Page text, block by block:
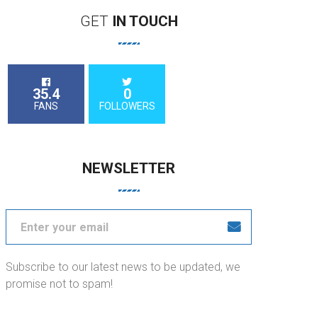
GETIN TOUCH
35.4
FANS
0
FOLLOWERS
NEWSLETTER
Subscribe to our latest news to be updated, we
promise not to spam!